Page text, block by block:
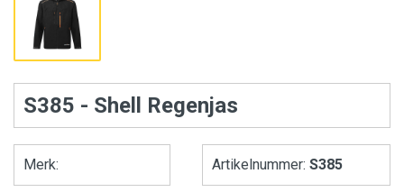
S385 - Shell Regenjas
Merk: Artikelnummer: S385